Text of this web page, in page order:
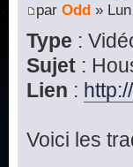
par Odd »
Type :
Sujet :
Lien :
Voici les